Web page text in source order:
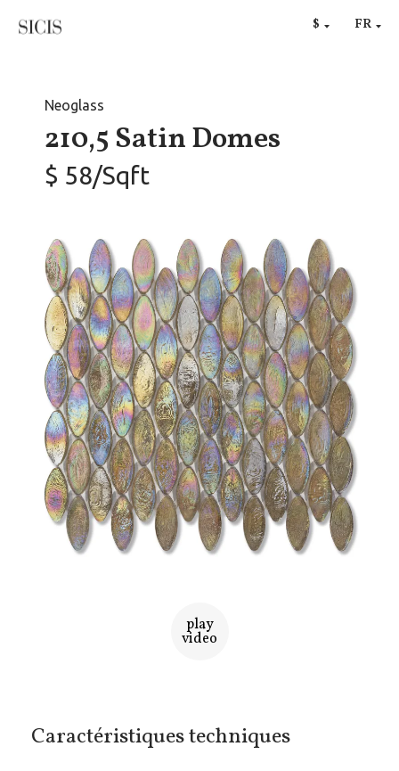
$€ FR
RU
Neoglass
210,5 Satin Domes
$ 58/Sqft
play
video
Caractéristiques techniques